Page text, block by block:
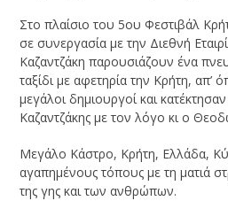
Στο πλαίσιο του 5ου Φεστιβάλ
σε συνεργασία με την Διεθνή
Καζαντζάκη παρουσιάζουν ένα
ταξίδι με αφετηρία την Κρήτη, απ’
μεγάλοι δημιουργοί και
Καζαντζάκης με τον λόγο κι ο
Μεγάλο Κάστρο, Κρήτη, Ελλάδα,
αγαπημένους τόπους με τη ματιά
της γης και των ανθρώπων.